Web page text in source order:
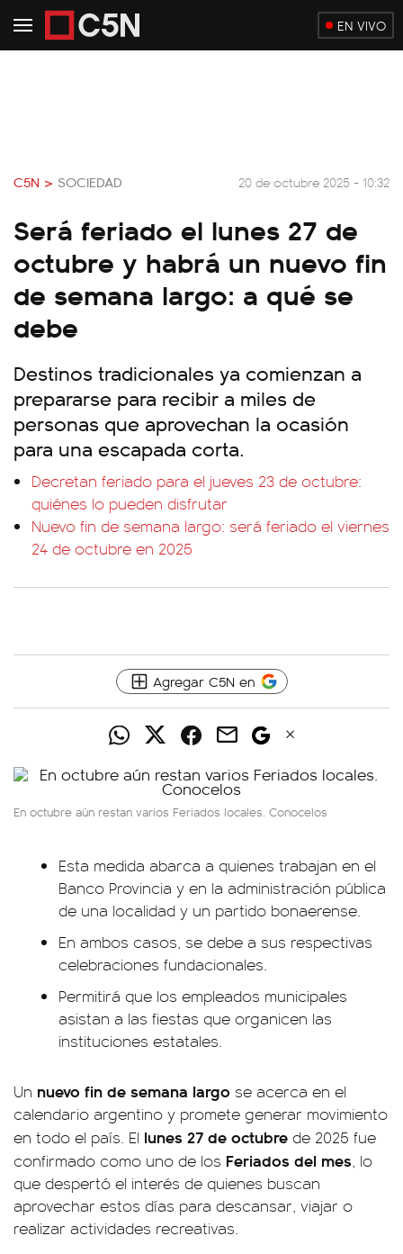
EN VIVO
C5N > SOCIEDAD 20 de octubre 2025 - 10:32
Será feriado el lunes 27 de
octubre y habrá un nuevo fin
de semana largo: a qué se
debe
Destinos tradicionales ya comienzan a
prepararse para recibir a miles de
personas que aprovechan la ocasión
para una escapada corta.
Decretan feriado para el jueves 23 de octubre:
quiénes lo pueden disfrutar
Nuevo fin de semana largo: será feriado el viernes
24 de octubre en 2025
Agregar C5N en
En octubre aún restan varios Feriados locales. Conocelos
Esta medida abarca a quienes trabajan en el
Banco Provincia y en la administración pública
de una localidad y un partido bonaerense.
En ambos casos, se debe a sus respectivas
celebraciones fundacionales.
Permitirá que los empleados municipales
asistan a las fiestas que organicen las
instituciones estatales.
Un nuevo fin de semana largo se acerca en el
calendario argentino y promete generar movimiento
en todo el país. El lunes 27 de octubre de 2025 fue
confirmado como uno de los Feriados del mes, lo
que despertó el interés de quienes buscan
aprovechar estos días para descansar, viajar o
realizar actividades recreativas.